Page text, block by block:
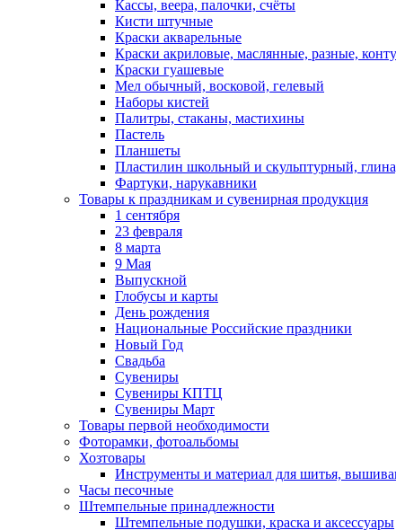
Кассы, веера, палочки, счёты
Кисти штучные
Краски акварельные
Краски акриловые, маслянные, разные,
Краски гуашевые
Мел обычный, восковой, гелевый
Наборы кистей
Палитры, стаканы, мастихины
Пастель
Планшеты
Пластилин школьный и скульптурный,
Фартуки, нарукавники
Товары к праздникам и сувенирная продукция
1 сентября
23 февраля
8 марта
9 Мая
Выпускной
Глобусы и карты
День рождения
Национальные Российские праздники
Новый Год
Свадьба
Сувениры
Сувениры КПТЦ
Сувениры Март
Товары первой необходимости
Фоторамки, фотоальбомы
Хозтовары
Инструменты и материал для шитья,
Часы песочные
Штемпельные принадлежности
Штемпельные подушки, краска и аксессуары